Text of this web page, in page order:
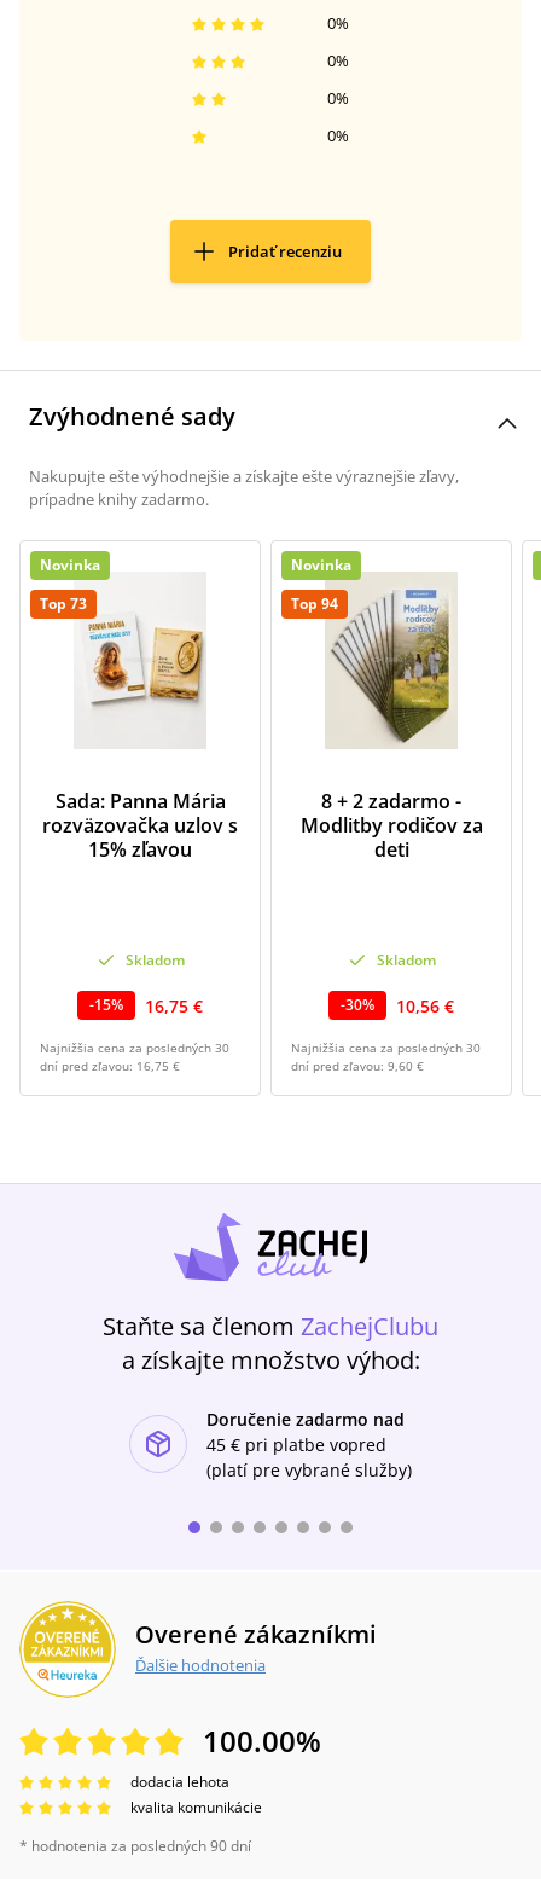
0%
0%
0%
0%
Pridať recenziu
Zvýhodnené sady
Nakupujte ešte výhodnejšie a získajte ešte výraznejšie zľavy,
prípadne knihy zadarmo.
Novinka
Top 73
Sada: Panna Mária
rozväzovačka uzlov s
15% zľavou
Skladom
-15% 16,75 €
Najnižšia cena za posledných 30
dní pred zľavou: 16,75 €
Novinka
Top 94
8 + 2 zadarmo -
Modlitby rodičov za
deti
Skladom
-30% 10,56 €
Najnižšia cena za posledných 30
dní pred zľavou: 9,60 €
Staňte sa členom ZachejClubu
a získajte množstvo výhod:
Doručenie zadarmo nad
45 € pri platbe vopred
(platí pre vybrané služby)
Overené zákazníkmi
Ďalšie hodnotenia
100.00%
dodacia lehota
kvalita komunikácie
* hodnotenia za posledných 90 dní